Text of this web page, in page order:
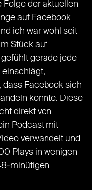
Folge der aktuellen
auf Facebook
ich war wohl seit
Stück auf
gerade jede
einschlägt,
dass Facebook sich
könnte. Diese
direkt von
Podcast mit
verwandelt und
Plays in wenigen
minütigen